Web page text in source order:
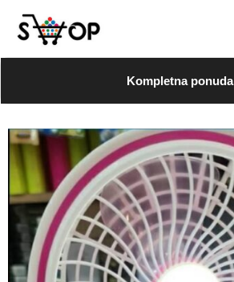
Kompletna ponuda